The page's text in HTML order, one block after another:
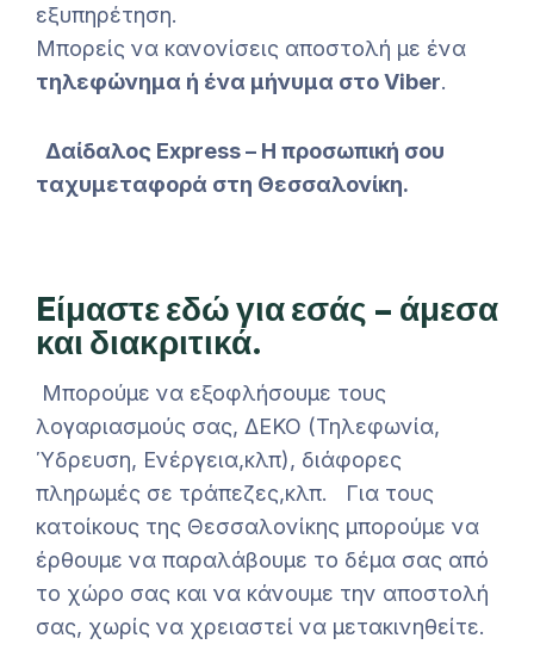
εξυπηρέτηση.
Μπορείς να κανονίσεις αποστολή με ένα
τηλεφώνημα ή ένα μήνυμα στο Viber.
Δαίδαλος Express – Η προσωπική σου
ταχυμεταφορά στη Θεσσαλονίκη.
Eίμαστε εδώ για εσάς – άμεσα
και διακριτικά.
Μπορούμε να εξοφλήσουμε τους
λογαριασμούς σας, ΔΕΚΟ (Τηλεφωνία,
Ύδρευση, Ενέργεια,κλπ), διάφορες
πληρωμές σε τράπεζες,κλπ. Για τους
κατοίκους της Θεσσαλονίκης μπορούμε να
έρθουμε να παραλάβουμε το δέμα σας από
το χώρο σας και να κάνουμε την αποστολή
σας, χωρίς να χρειαστεί να μετακινηθείτε.